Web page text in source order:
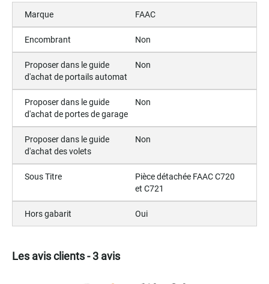
Marque FAAC
Encombrant Non
Proposer dans le guide
d'achat de portails automat
Non
Proposer dans le guide
d'achat de portes de garage
Non
Proposer dans le guide
d'achat des volets
Non
Sous Titre
Pièce détachée FAAC C720
et C721
Hors gabarit Oui
Les avis clients - 3 avis